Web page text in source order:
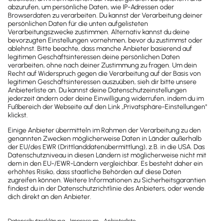
Newsletter
Brandheiße
News direkt in
dein Postfach
wichtige News zu
Gesetzesänderungen,
hilfreiche Praxis-Tipps und
kostenlose Tools für
Unternehmen erhalten?
Dann abonniere unseren